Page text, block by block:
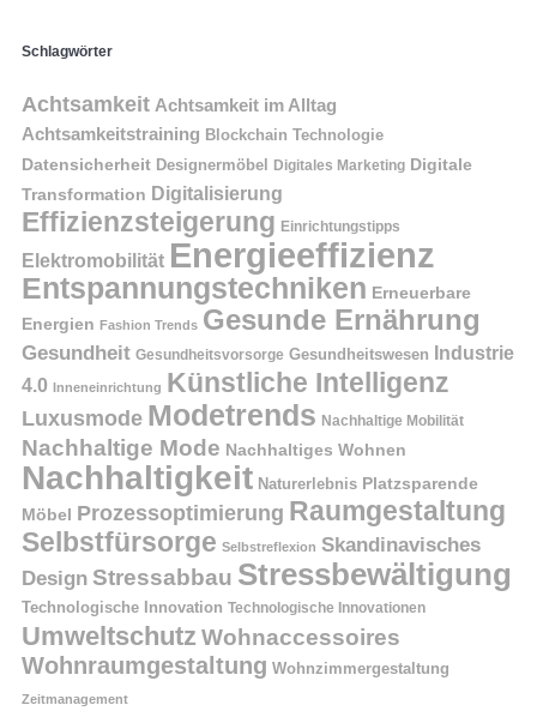
Schlagwörter
Achtsamkeit Achtsamkeit im Alltag
Achtsamkeitstraining Blockchain Technologie
Datensicherheit Designermöbel Digitales Marketing Digitale
Transformation Digitalisierung
Effizienzsteigerung Einrichtungstipps
Elektromobilität Energieeffizienz
Entspannungstechniken Erneuerbare
Energien Fashion Trends Gesunde Ernährung
Gesundheit Gesundheitsvorsorge Gesundheitswesen Industrie
4.0 Inneneinrichtung Künstliche Intelligenz
Luxusmode Modetrends Nachhaltige Mobilität
Nachhaltige Mode Nachhaltiges Wohnen
Nachhaltigkeit Naturerlebnis Platzsparende
Möbel
Prozessoptimierung Raumgestaltung
Selbstfürsorge Selbstreflexion Skandinavisches
Design Stressabbau Stressbewältigung
Technologische Innovation Technologische Innovationen
Umweltschutz Wohnaccessoires
Wohnraumgestaltung Wohnzimmergestaltung
Zeitmanagement